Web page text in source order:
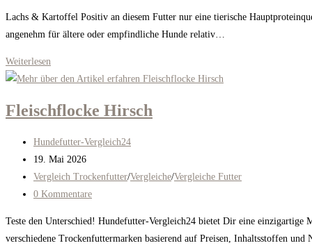
Lachs & Kartoffel Positiv an diesem Futter nur eine tierische
angenehm für ältere oder empfindliche Hunde relativ…
Weiterlesen
Salmon
Potato
Fleischflocke Hirsch
Beitrags-
Autor:
Hundefutter-Vergleich24
Beitrag
veröffentlicht:
19. Mai 2026
Beitrags-
Kategorie:
Vergleich Trockenfutter/Vergleiche/Vergleiche Futter
Beitrags-
0 Kommentare
Teste den Unterschied! Hundefutter-Vergleich24 bietet Dir eine
verschiedene Trockenfuttermarken basierend auf Preisen, Inhaltsstoffen